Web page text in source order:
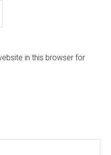
in this browser for